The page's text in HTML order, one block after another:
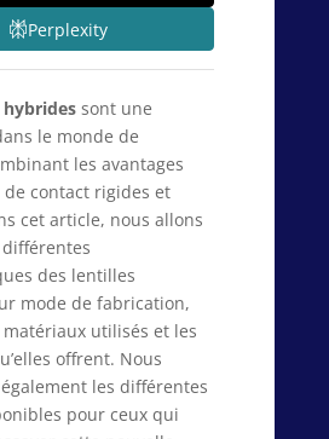
Perplexity
sont une
le monde de
les avantages
contact rigides et
cet article, nous allons
des lentilles
mode de fabrication,
utilisés et les
offrent. Nous
les différentes
pour ceux qui